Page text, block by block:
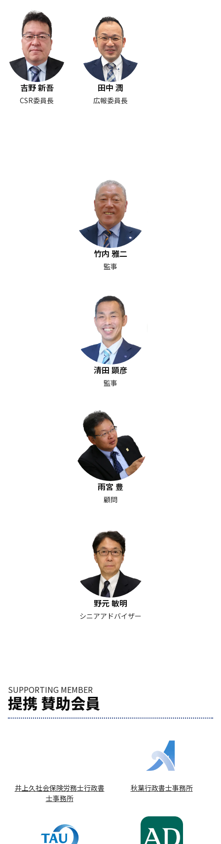
吉野 新吾
CSR委員長
田中 潤
広報委員長
竹内 雅二
監事
清田 顕彦
監事
雨宮 豊
顧問
野元 敏明
シニアアドバイザー
SUPPORTING MEMBER
提携 賛助会員
井上久社会保険労務士行政書
士事務所
秋葉行政書士事務所